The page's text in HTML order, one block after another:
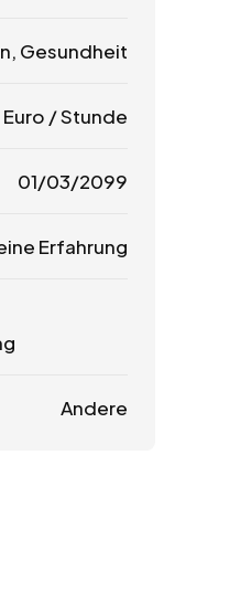
Gesundheit
Euro / Stunde
01/03/2099
Erfahrung
Andere